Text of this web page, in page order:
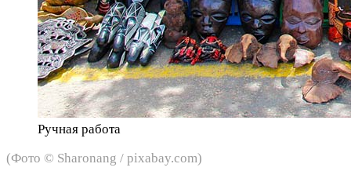
Ручная работа
(Фото © Sharonang / pixabay.com)